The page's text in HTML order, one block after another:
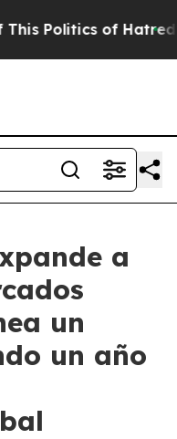
of Hatred” The
a
un
un año